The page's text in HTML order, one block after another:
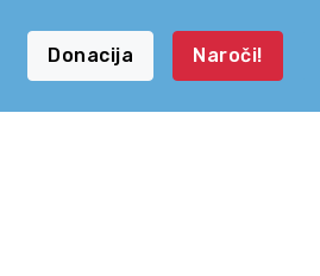
Donacija Naroči!